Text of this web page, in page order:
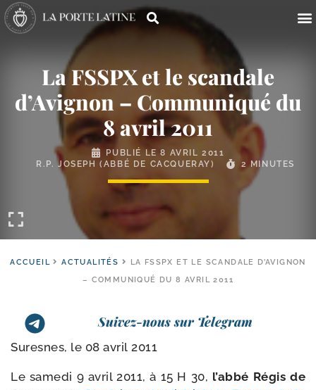
La FSSPX et le scandale
d’Avignon – Communiqué du
8 avril 2011
PUBLIÉ LE8 AVRIL 2011
R.P. JOSEPH (ABBÉ DE CACQUERAY)
2 MINUTES
ACCUEIL ACTUALITÉS
LA FSSPX ET LE SCANDALE D’AVIGNON
– COMMUNIQUÉ DU 8 AVRIL 2011
Suivez-nous sur Telegram
Suresnes, le 08 avril 2011
Le same­di 9 avril 2011, à 15 H 30, l’abbé Régis de